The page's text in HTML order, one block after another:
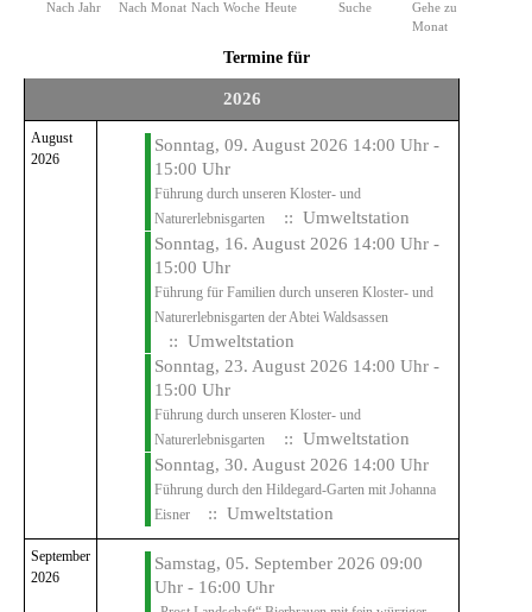
Nach Jahr Nach Monat Nach Woche Heute Suche
Gehe zu
Monat
Termine für
2026
August
2026
Sonntag, 09. August 2026 14:00 Uhr -
15:00 Uhr
Führung durch unseren Kloster- und
Naturerlebnisgarten
:: Umweltstation
Sonntag, 16. August 2026 14:00 Uhr -
15:00 Uhr
Führung für Familien durch unseren Kloster- und
Naturerlebnisgarten der Abtei Waldsassen
:: Umweltstation
Sonntag, 23. August 2026 14:00 Uhr -
15:00 Uhr
Führung durch unseren Kloster- und
Naturerlebnisgarten
:: Umweltstation
Sonntag, 30. August 2026 14:00 Uhr
Führung durch den Hildegard-Garten mit Johanna
Eisner
:: Umweltstation
September
2026
Samstag, 05. September 2026 09:00
Uhr - 16:00 Uhr